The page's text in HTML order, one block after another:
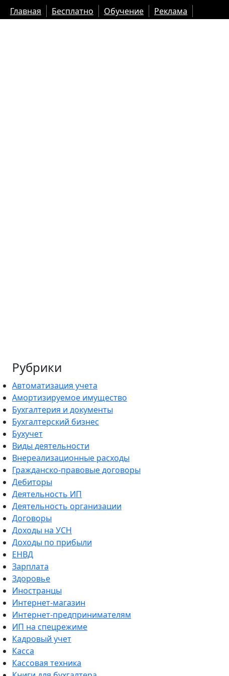
Главная Бесплатно Обучение Реклама
Рубрики
Автоматизация учета
Амортизируемое имущество
Бухгалтерия и документы
Бухгалтерский бизнес
Бухучет
Виды деятельности
Внереализационные расходы
Гражданско-правовые договоры
Дебиторы
Деятельность ИП
Деятельность организации
Договоры
Доходы на УСН
Доходы по прибыли
ЕНВД
Зарплата
Здоровье
Иностранцы
Интернет-магазин
Интернет-предпринимателям
ИП на спецрежиме
Кадровый учет
Касса
Кассовая техника